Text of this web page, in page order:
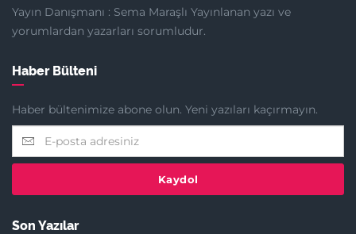
Yayın Danışmanı : Sema Maraşlı Yayınlanan yazı ve
yorumlardan yazarları sorumludur.
Haber Bülteni
Haber bültenimize abone olun. Yeni yazıları kaçırmayın.
Kaydol
Son Yazılar